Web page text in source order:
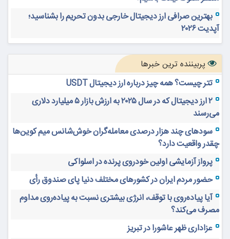
بهترین صرافی ارز دیجیتال خارجی بدون تحریم را بشناسید؛
آپدیت ۲۰۲۶
پربیننده ترین خبرها
تتر چیست؟ همه چیز درباره ارز دیجیتال USDT
۲ ارز دیجیتال که در سال ۲۰۲۵ به ارزش بازار ۵ میلیارد دلاری
می‌رسند
سودهای چند هزار درصدی معامله‌گران خوش‌شانس میم کوین‌ها
چقدر واقعیت دارد؟
پرواز آزمایشی اولین خودروی پرنده در اسلواکی
حضور مردم ایران در کشورهای مختلف دنیا پای صندوق رأی
آیا پیاده‌روی با توقف، انرژی بیشتری نسبت به پیاده‌روی مداوم
مصرف می‌کند؟
عزاداری ظهر عاشورا در تبریز